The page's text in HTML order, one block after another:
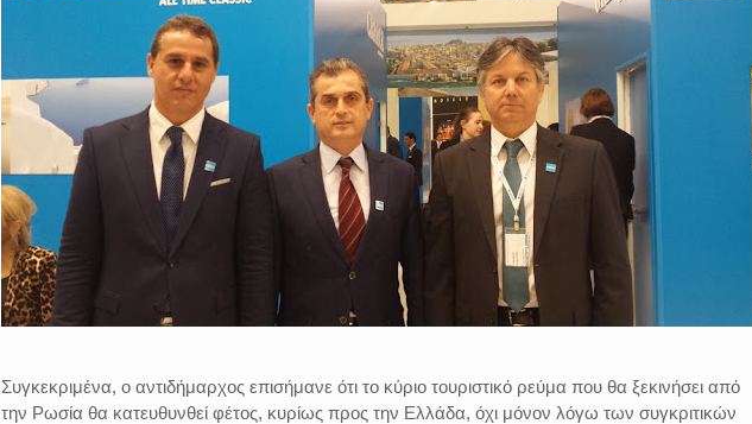
Συγκεκριμένα, ο αντιδήμαρχος επισήμανε ότι το κύριο τουριστικό ρεύμα που θα ξεκινήσει από
την Ρωσία θα κατευθυνθεί φέτος, κυρίως προς την Ελλάδα, όχι μόνον λόγω των συγκριτικών